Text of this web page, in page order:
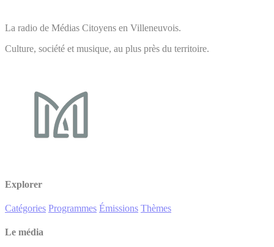
La radio de Médias Citoyens en Villeneuvois.
Culture, société et musique, au plus près du territoire.
Explorer
Catégories Programmes Émissions Thèmes
Le média